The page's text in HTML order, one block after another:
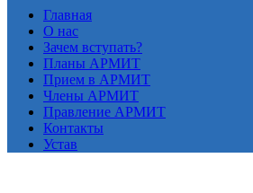
Главная
О нас
Зачем вступать?
Планы АРМИТ
Прием в АРМИТ
Члены АРМИТ
Правление АРМИТ
Контакты
Устав